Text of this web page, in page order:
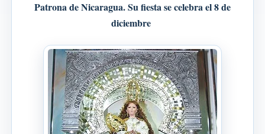
Patrona de Nicaragua. Su fiesta se celebra el 8 de
diciembre